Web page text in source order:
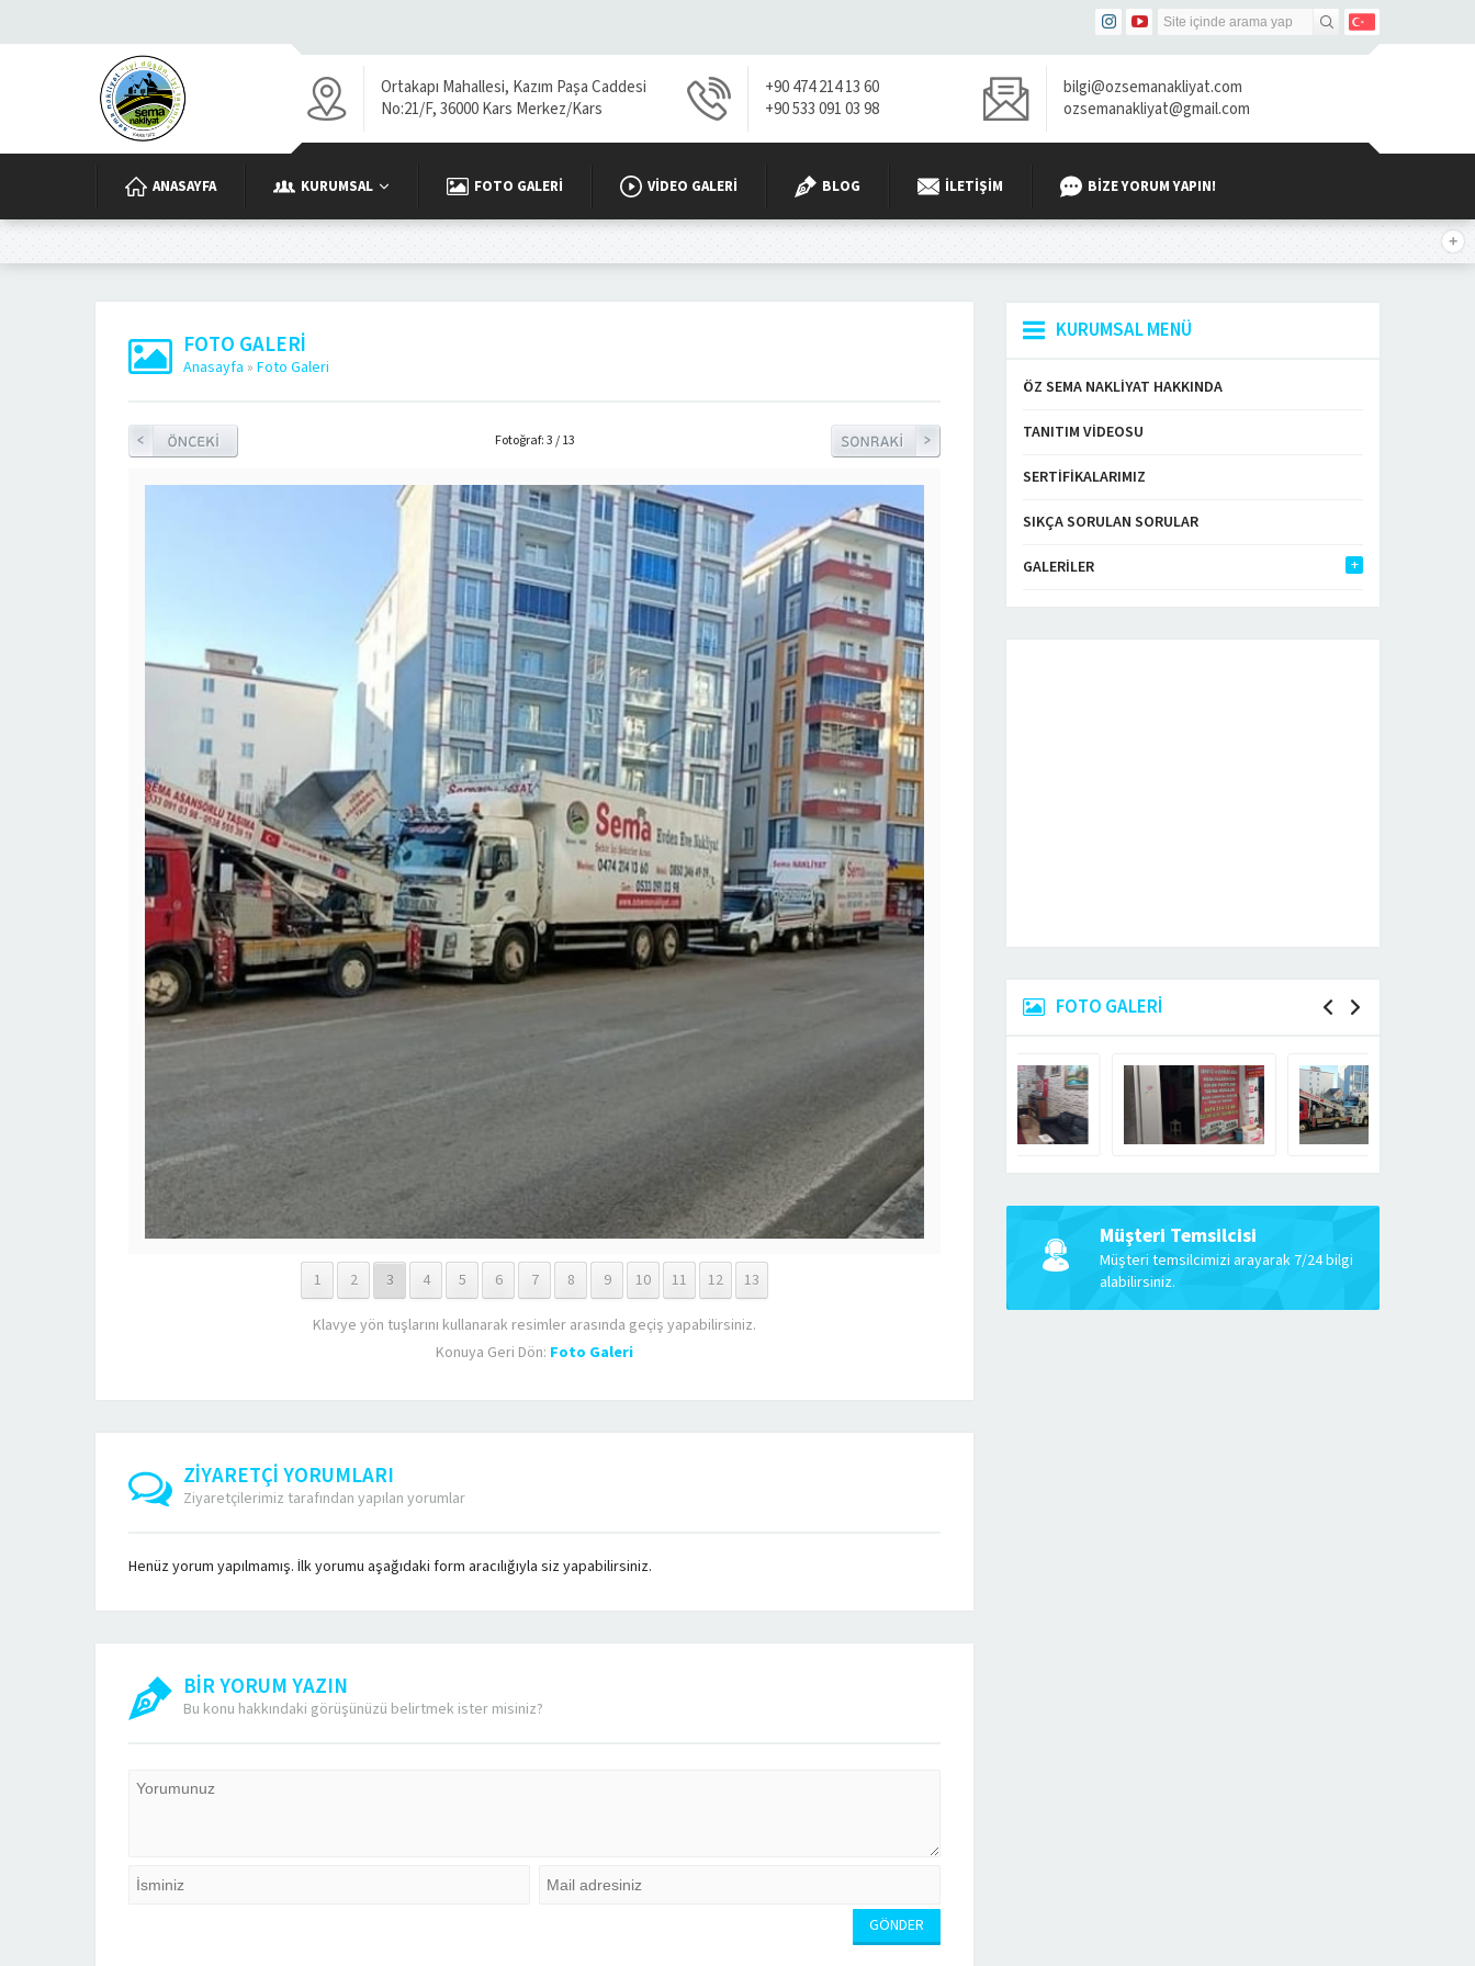
Ortakapı Mahallesi, Kazım Paşa Caddesi
No:21/F, 36000 Kars Merkez/Kars
+90 474 214 13 60
+90 533 091 03 98
bilgi@ozsemanakliyat.com
ozsemanakliyat@gmail.com
ANASAYFA KURUMSAL FOTO GALERI VIDEO GALERI BLOG İLETIŞIM BIZE YORUM YAPIN!
FOTO GALERI
Anasayfa » Foto Galeri
Fotoğraf: 3 / 13
1 2 3 4 5 6 7 8 9 10 11 12 13
Klavye yön tuşlarını kullanarak resimler arasında geçiş yapabilirsiniz.
Konuya Geri Dön: Foto Galeri
ZİYARETÇİ YORUMLARI
Ziyaretçilerimiz tarafından yapılan yorumlar
Henüz yorum yapılmamış. İlk yorumu aşağıdaki form aracılığıyla siz yapabilirsiniz.
BİR YORUM YAZIN
Bu konu hakkındaki görüşünüzü belirtmek ister misiniz?
KURUMSAL MENÜ
ÖZ SEMA NAKLIYAT HAKKINDA
TANITIM VIDEOSU
SERTIFIKALARIMIZ
SIKÇA SORULAN SORULAR
GALERILER
FOTO GALERİ
Müşteri Temsilcisi
Müşteri temsilcimizi arayarak 7/24 bilgi
alabilirsiniz.